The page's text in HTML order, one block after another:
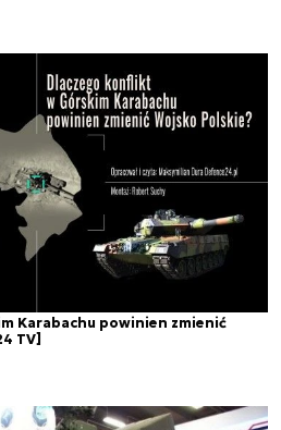
Karabachu powinien zmienić
TV]